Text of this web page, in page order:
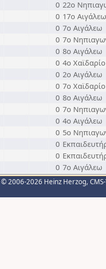
0 22ο
0 17ο Αιγάλεω
0 7ο Αιγάλεω
0 7ο
0 8ο Αιγάλεω
0 4ο
0 2ο Αιγάλεω
0 7ο
0 8ο Αιγάλεω
0 7ο
0 4ο Αιγάλεω
0 5ο
0
0
0 7ο Αιγάλεω
© 2006-2026 Heinz Herzog,